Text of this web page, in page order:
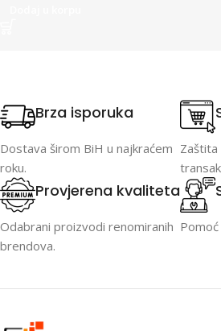
Brza isporuka
Dostava širom BiH u najkraćem
roku.
Provjerena kvaliteta
Odabrani proizvodi renomiranih
brendova.